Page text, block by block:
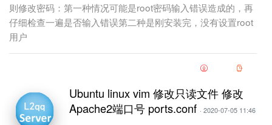
则修改密码：第一种情况可能是root密码输入错误造成的，再
仔细检查一遍是否输入错误第二种是刚安装完，没有设置root
用户
Ubuntu linux vim 修改只读文件 修改
Apache2端口号 ports.conf · 2020-07-05 11:46